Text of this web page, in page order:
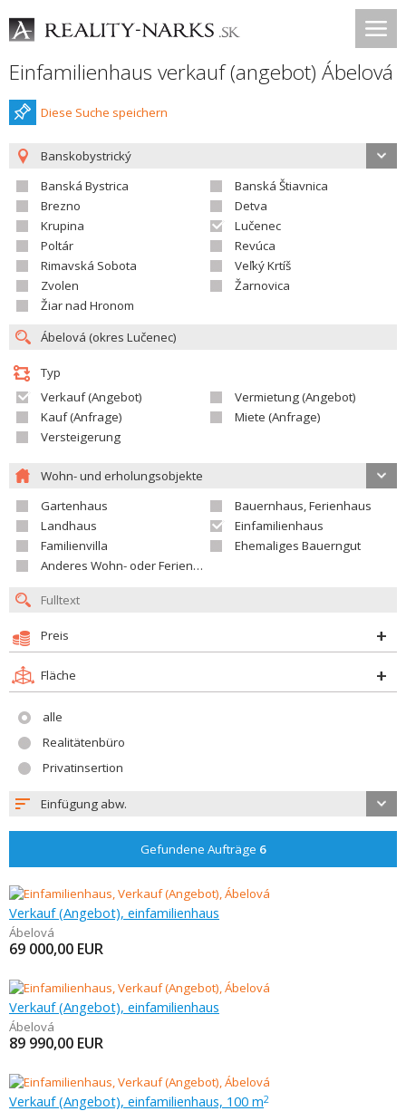
Einfamilienhaus verkauf (angebot) Ábelová
Diese Suche speichern
Banskobystrický
Banská Bystrica
Banská Štiavnica
Brezno
Detva
Krupina
Lučenec
Poltár
Revúca
Rimavská Sobota
Veľký Krtíš
Zvolen
Žarnovica
Žiar nad Hronom
Typ
Verkauf (Angebot)
Vermietung (Angebot)
Kauf (Anfrage)
Miete (Anfrage)
Versteigerung
Wohn- und erholungsobjekte
Gartenhaus
Bauernhaus, Ferienhaus
Landhaus
Einfamilienhaus
Familienvilla
Ehemaliges Bauerngut
Anderes Wohn- oder Ferienobjekt
Preis
Fläche
alle
Realitätenbüro
Privatinsertion
Einfügung abw.
Gefundene Aufträge 6
Verkauf (Angebot), einfamilienhaus
Ábelová
69 000,00 EUR
Verkauf (Angebot), einfamilienhaus
Ábelová
89 990,00 EUR
Verkauf (Angebot), einfamilienhaus, 100 m2